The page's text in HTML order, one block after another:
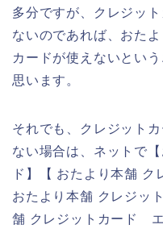
多分ですが、クレジッ
ないのであれば、おた
カードが使えないとい
思います。
それでも、クレジット
ない場合は、ネットで
ド】【 おたより本舗
おたより本舗 クレジッ
舗 クレジットカード